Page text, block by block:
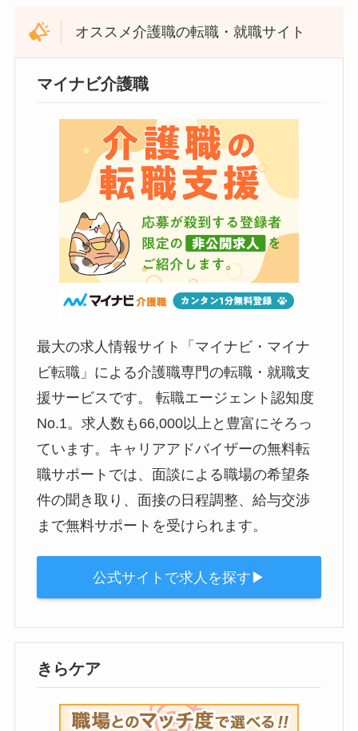
オススメ介護職の転職・就職サイト
マイナビ介護職
最大の求人情報サイト「マイナビ・マイナ
ビ転職」による介護職専門の転職・就職支
援サービスです。 転職エージェント認知度
No.1。求人数も66,000以上と豊富にそろっ
ています。キャリアアドバイザーの無料転
職サポートでは、面談による職場の希望条
件の聞き取り、面接の日程調整、給与交渉
まで無料サポートを受けられます。
公式サイトで求人を探す▶︎
きらケア